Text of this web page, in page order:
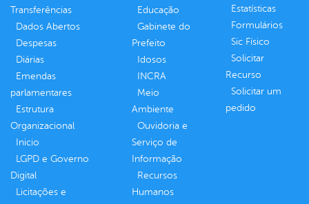
Transferências
Dados Abertos
Despesas
Diárias
Emendas
parlamentares
Estrutura
Organizacional
Inicio
LGPD e Governo
Digital
Licitações e
Educação
Gabinete do
Prefeito
Idosos
INCRA
Meio
Ambiente
Ouvidoria e
Serviço de
Informação
Recursos
Humanos
Estatísticas
Formulários
Sic Físico
Solicitar
Recurso
Solicitar um
pedido